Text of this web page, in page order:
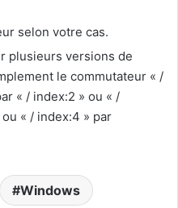
selon votre cas.
plusieurs versions de
le commutateur « /
« / index:2 » ou « /
« / index:4 » par
Windows